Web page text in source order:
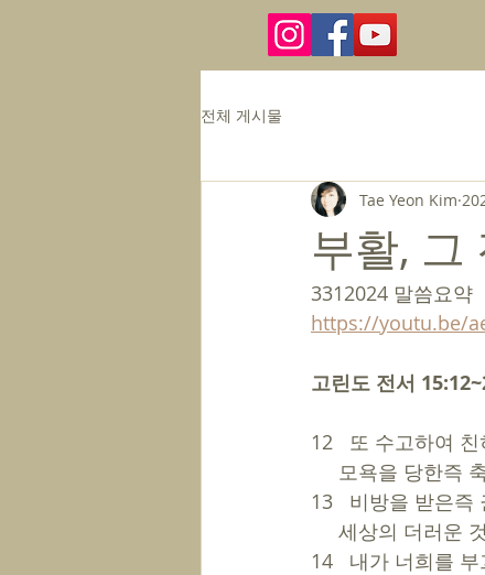
전체 게시물
부활, 그
Tae Yeon Kim
3312024 말씀요약
https://youtu.be/
고린도 전서
12   또 수고하여
모욕을 당한
13   비방을 받은즉
세상의 더러
14   내가 너희를